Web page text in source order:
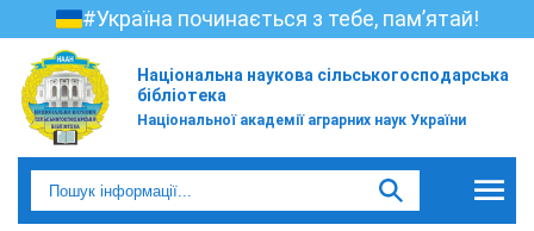
#Україна починається з тебе, пам’ятай!
Національна наукова сільськогосподарська
бібліотека
Національної академії аграрних наук України